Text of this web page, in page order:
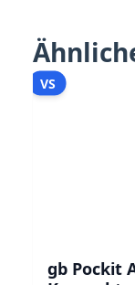
VS
gb Pockit